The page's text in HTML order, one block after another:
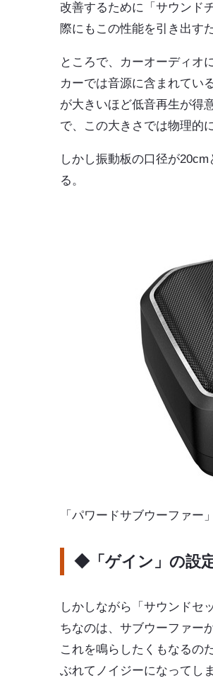
改善するために「サウンド
際にもこの性能を引き出す
ところで、カーオーディオ
カーでは音源に含まれてい
が大きいほど低音再生が得
で、この大きさでは物理的
しかし振動板の口径が
る。
「パワードサブウーファー
◆「ゲイン」の設
しかしながら「サウンドセ
ちなのは、サブウーファー
これを鳴らしたくもなるの
ぶれてノイジーになってし